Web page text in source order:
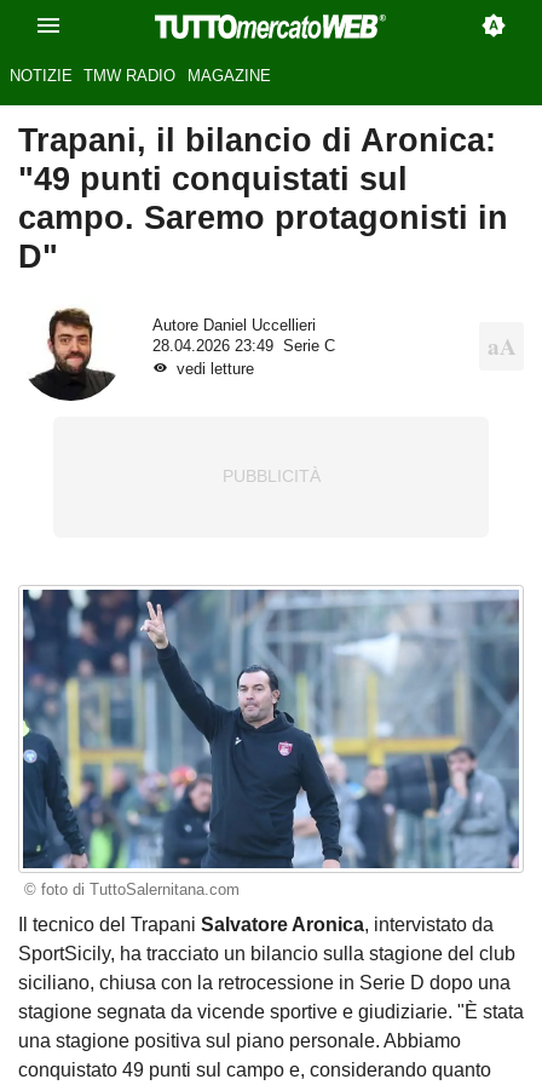
NOTIZIE TMW RADIO MAGAZINE
Trapani, il bilancio di Aronica:
"49 punti conquistati sul
campo. Saremo protagonisti in
D"
Autore Daniel Uccellieri
28.04.2026 23:49
Serie C
vedi letture
© foto di TuttoSalernitana.com
Il tecnico del Trapani Salvatore Aronica, intervistato da
SportSicily, ha tracciato un bilancio sulla stagione del club
siciliano, chiusa con la retrocessione in Serie D dopo una
stagione segnata da vicende sportive e giudiziarie. "È stata
una stagione positiva sul piano personale. Abbiamo
conquistato 49 punti sul campo e, considerando quanto